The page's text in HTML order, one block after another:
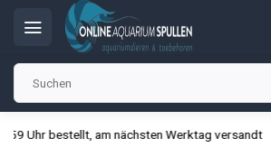
Uhr bestellt, am nächsten Werktag versandt